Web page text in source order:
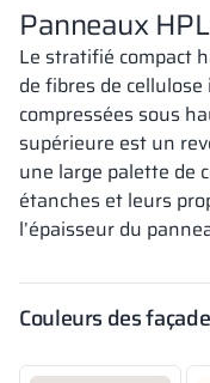
Panneaux
Le stratifié compact
de fibres de
compressées sous
supérieure est un
une large palette de
étanches et leurs
l’épaisseur du
Couleurs des